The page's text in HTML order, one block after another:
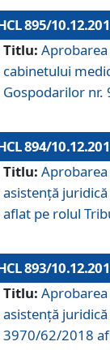
895/
Titlu:
cabinetului
Gospodarilor nr.
894/
Titlu:
asistenţă
aflat pe rolul
893/
Titlu:
asistenţă
3970/62/2018